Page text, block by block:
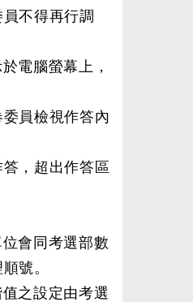
不得再行調
電腦螢幕上，
員檢視作答內
，超出作答區
會同考選部數
號。
之設定由考選